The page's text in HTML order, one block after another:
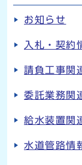
お知らせ
入札・契約
請負工事関
委託業務関
給水装置関
水道管路情